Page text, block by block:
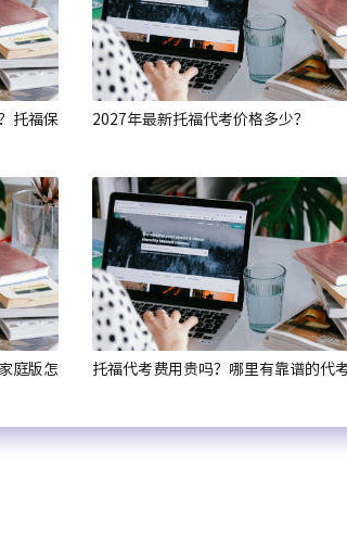
托福保
2027年最新托福代考价格多少？
庭版怎
托福代考费用贵吗？哪里有靠谱的代